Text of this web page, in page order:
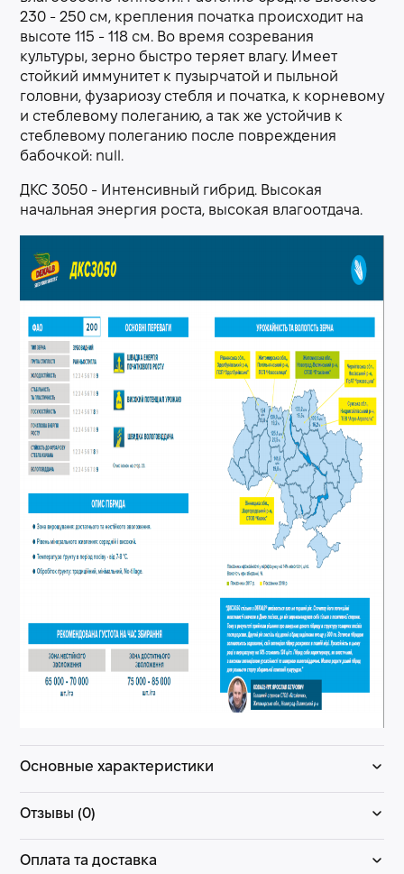
230 - 250 см, крепления початка происходит на
высоте 115 - 118 см. Во время созревания
культуры, зерно быстро теряет влагу. Имеет
стойкий иммунитет к пузырчатой и пыльной
головни, фузариозу стебля и початка, к корневому
и стеблевому полеганию, а так же устойчив к
стеблевому полеганию после повреждения
бабочкой: null.
ДКС 3050 - Интенсивный гибрид. Высокая
начальная энергия роста, высокая влагоотдача.
Основные характеристики
Отзывы (0)
Оплата та доставка